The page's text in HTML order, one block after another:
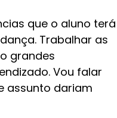
que o aluno terá
Trabalhar as
grandes
Vou falar
assunto dariam